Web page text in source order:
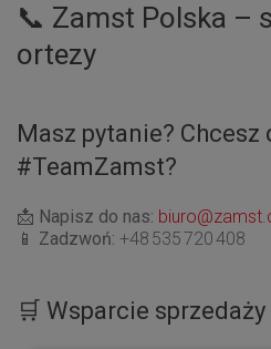
📞 Zamst Polska –
ortezy
Masz pytanie? Chcesz
#TeamZamst?
📩 Napisz do nas:
📱 Zadzwoń: +48 535 720 408
🛒 Wsparcie